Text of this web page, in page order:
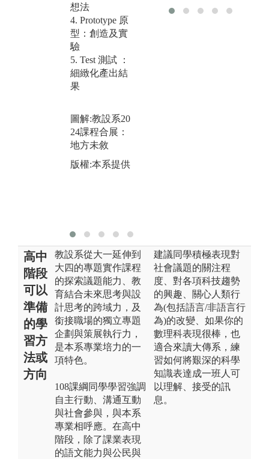
想法
4. Prototype 原
型：創造及實
驗
5. Test 測試 ：
細緻化產出結
果
圖解:教設系20
24課程合展：
地方未敘
版權:本系提供
高中
階段
可以
準備
的學
習方
法或
方向
教設系從大一延伸到
大四的專題實作課程
的探索議題能力、教
育結合未來思考與設
計思考的跨域力，及
銜接職場的獨立專題
企劃與策展執行力，
是本系專業培力的一
項特色。
108課綱同學學習強調
自主行動、溝通互動
與社會參與，與本系
專業相呼應。在高中
階段，除了課業表現
的語文能力與公民與
建議同學積極表現對
社會議題的關注程
度、對各項科技趨勢
的興趣、關心人類行
為(包括語言/非語言行
為)的改變、如果你的
數理科表現很棒，也
適合來讀大傳系，練
習如何將艱深的科學
知識表達成一班人可
以理解、接受的訊
息。